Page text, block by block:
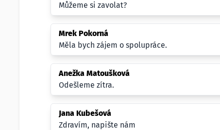
Můžeme si zavolat?
Mrek Pokorná
Měla bych zájem o spolupráce.
Anežka Matoušková
Odešleme zítra.
Jana Kubešová
Zdravím, napište nám